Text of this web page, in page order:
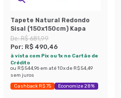
Tapete Natural Redondo
Sisal (150x150cm) Kapa
De:R$ 681,99
Por: R$ 490,46
à vista com Pix ou 1x no Cartão de
Crédito
ou R$ 544,96 em até10x de R$ 54,49
sem juros
Cashback R$ 75 Economize 28%